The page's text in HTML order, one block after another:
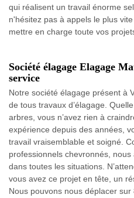
qui réalisent un travail énorme
n'hésitez pas à appels le plus
mettre en charge toute vos
Société élagage Elagage
service
Notre société élagage présent à
de tous travaux d’élagage.
arbres, vous n’avez rien à
expérience depuis des années,
travail vraisemblable et soigné.
professionnels chevronnés, nous
dans toutes les situations.
vous avez ce projet en tête, un
Nous pouvons nous déplacer sur